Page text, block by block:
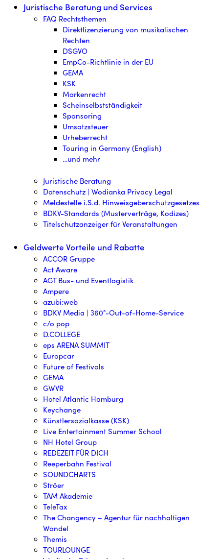
Juristische Beratung und Services
FAQ Rechtsthemen
Direktlizenzierung von musikalischen
Rechten
DSGVO
EmpCo-Richtlinie in der EU
GEMA
KSK
Markenrecht
Scheinselbstständigkeit
Sponsoring
Umsatzsteuer
Urheberrecht
Touring in Germany (English)
…und mehr
Juristische Beratung
Datenschutz | Wodianka Privacy Legal
Meldestelle i.S.d. Hinweisgeberschutzgesetzes
BDKV-Standards (Musterverträge, Kodizes)
Titelschutzanzeiger für Veranstaltungen
Geldwerte Vorteile und Rabatte
ACCOR Gruppe
Act Aware
AGT Bus- und Eventlogistik
Ampere
azubi:web
BDKV Media | 360°-Out-of-Home-Service
c/o pop
D.COLLEGE
eps ARENA SUMMIT
Europcar
Future of Festivals
GEMA
GWVR
Hotel Atlantic Hamburg
Keychange
Künstlersozialkasse (KSK)
Live Entertainment Summer School
NH Hotel Group
REDEZEIT FÜR DICH
Reeperbahn Festival
SOUNDCHARTS
Ströer
TAM Akademie
TeleTax
The Changency – Agentur für nachhaltigen
Wandel
Themis
TOURLOUNGE